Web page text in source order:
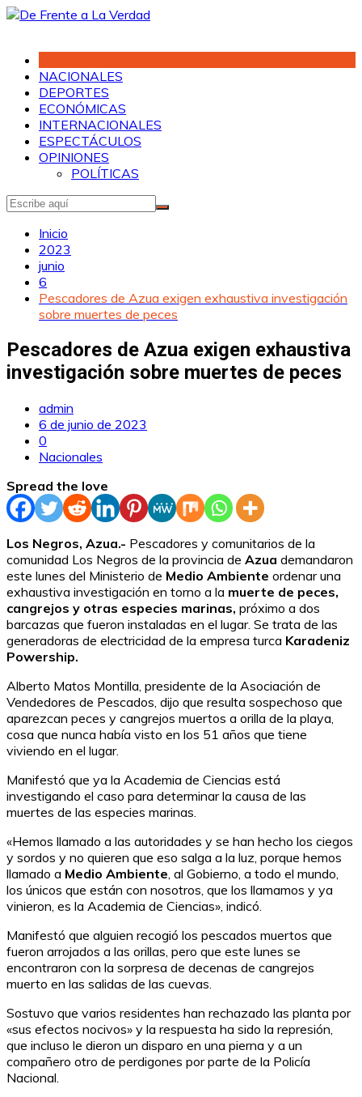
Saltar
NACIONALES
DEPORTES
ECONÓMICAS
INTERNACIONALES
ESPECTÁCULOS
OPINIONES
POLÍTICAS
Inicio
2023
junio
6
Pescadores de Azua exigen exhaustiva investigación
sobre muertes de peces
Pescadores de Azua exigen exhaustiva
investigación sobre muertes de peces
admin
6 de junio de 2023
0
Nacionales
Spread the love
Los Negros, Azua.- Pescadores y comunitarios de la
comunidad Los Negros de la provincia de Azua demandaron
este lunes del Ministerio de Medio Ambiente ordenar una
exhaustiva investigación en torno a la muerte de peces,
cangrejos y otras especies marinas, próximo a dos
barcazas que fueron instaladas en el lugar. Se trata de las
generadoras de electricidad de la empresa turca Karadeniz
Powership.
Alberto Matos Montilla, presidente de la Asociación de
Vendedores de Pescados, dijo que resulta sospechoso que
aparezcan peces y cangrejos muertos a orilla de la playa,
cosa que nunca había visto en los 51 años que tiene
viviendo en el lugar.
Manifestó que ya la Academia de Ciencias está
investigando el caso para determinar la causa de las
muertes de las especies marinas.
«Hemos llamado a las autoridades y se han hecho los ciegos
y sordos y no quieren que eso salga a la luz, porque hemos
llamado a Medio Ambiente , al Gobierno, a todo el mundo,
los únicos que están con nosotros, que los llamamos y ya
vinieron, es la Academia de Ciencias», indicó.
Manifestó que alguien recogió los pescados muertos que
fueron arrojados a las orillas, pero que este lunes se
encontraron con la sorpresa de decenas de cangrejos
muerto en las salidas de las cuevas.
Sostuvo que varios residentes han rechazado las planta por
«sus efectos nocivos» y la respuesta ha sido la represión,
que incluso le dieron un disparo en una pierna y a un
compañero otro de perdigones por parte de la Policía
Nacional.